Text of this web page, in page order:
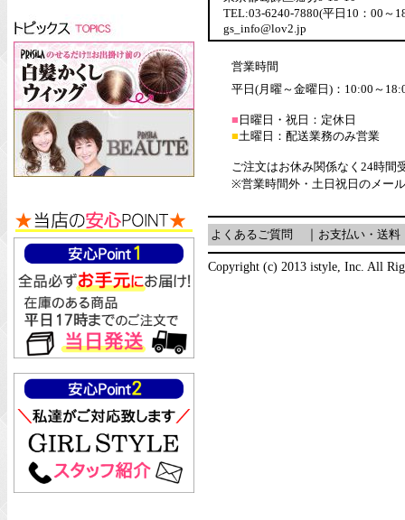
TEL:03-6240-7880(平日10：00～
gs_info@lov2.jp
営業時間
平日(月曜～金曜日)：10:00～
■ 日曜日・祝日：定休日
■土曜日：配送業務のみ営業
ご注文はお休み関係なく24時間
※営業時間外・土日祝日のメー
よくあるご質問 お支払い・送料
Copyright (c) 2013 istyle, Inc. All